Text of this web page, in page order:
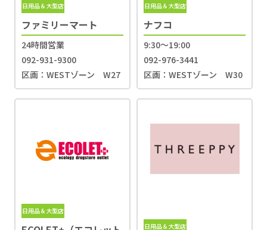
日用品＆大型店
ファミリーマート
24時間営業
092-931-9300
区画：WESTゾーン W27
日用品＆大型店
ナフコ
9:30〜19:00
092-976-3441
区画：WESTゾーン W30
日用品＆大型店
日用品＆大型店